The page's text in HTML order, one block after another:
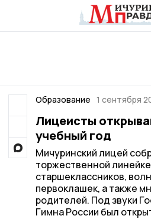
Образование 1 сентября
Лицеисты
учебный год
Мичуринский лицей
торжественной
старшеклассников,
первоклашек, а также
родителей. Под звуки
Гимна России был